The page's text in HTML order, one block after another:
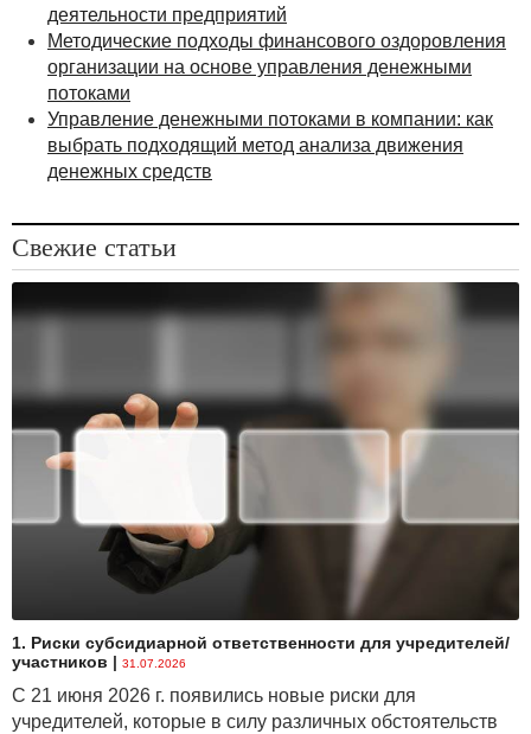
деятельности предприятий
Методические подходы финансового оздоровления
организации на основе управления денежными
потоками
Управление денежными потоками в компании: как
выбрать подходящий метод анализа движения
денежных средств
Свежие статьи
1. Риски субсидиарной ответственности для учредителей/
участников | 31.07.2026
С 21 июня 2026 г. появились новые риски для
учредителей, которые в силу различных обстоятельств